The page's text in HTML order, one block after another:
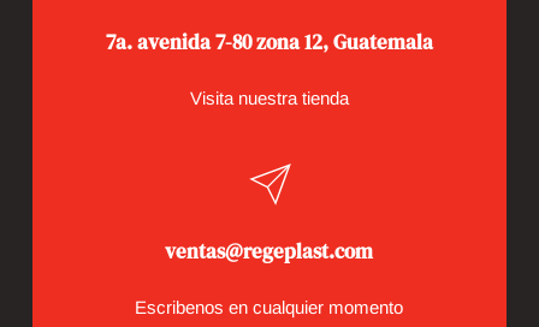
7a. avenida 7-80 zona 12, Guatemala
Visita nuestra tienda
ventas@regeplast.com
Escribenos en cualquier momento